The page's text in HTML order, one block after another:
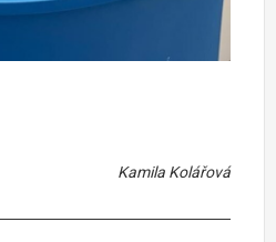
Kamila Kolářová